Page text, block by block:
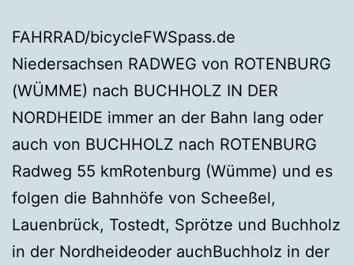
FAHRRAD/bicycleFWSpass.de
Niedersachsen RADWEG von ROTENBURG
(WÜMME) nach BUCHHOLZ IN DER
NORDHEIDE immer an der Bahn lang oder
auch von BUCHHOLZ nach ROTENBURG
Radweg 55 kmRotenburg (Wümme) und es
folgen die Bahnhöfe von Scheeßel,
Lauenbrück, Tostedt, Sprötze und Buchholz
in der Nordheideoder auchBuchholz in der